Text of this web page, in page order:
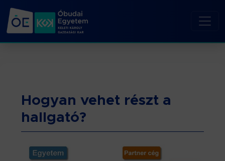
Hogyan vehet részt a
hallgató?